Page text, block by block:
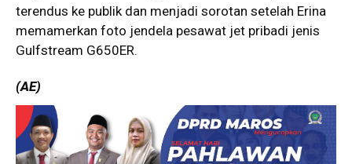
terendus ke publik dan menjadi sorotan setelah Erina
memamerkan foto jendela pesawat jet pribadi jenis
Gulfstream G650ER.
(AE)